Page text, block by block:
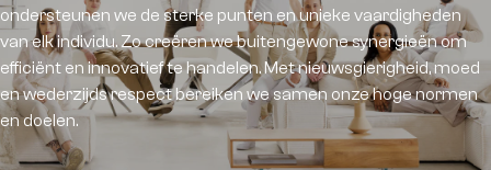
ondersteunen we de sterke punten en unieke vaardigheden
van elk individu. Zo creëren we buitengewone synergieën om
efficiënt en innovatief te handelen. Met nieuwsgierigheid, moed
en wederzijds respect bereiken we samen onze hoge normen
en doelen.